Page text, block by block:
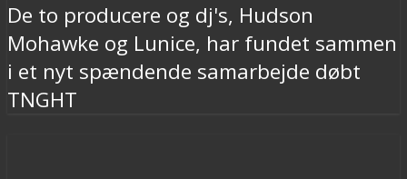
De to producere og dj's, Hudson
Mohawke og Lunice, har fundet sammen
i et nyt spændende samarbejde døbt
TNGHT